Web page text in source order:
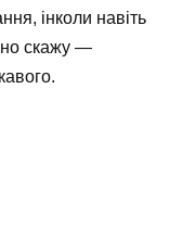
інколи навіть
скажу —